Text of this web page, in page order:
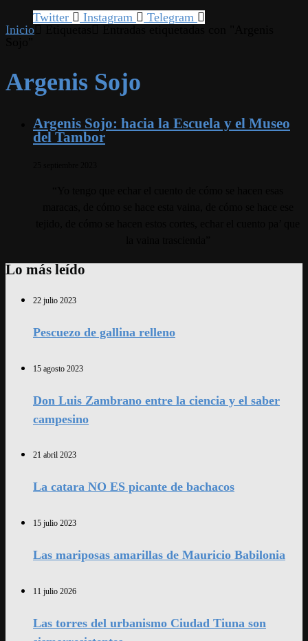
Twitter
Instagram
Telegram
Inicio
Argenis Sojo
Argenis Sojo: hacia la Escuela y el Museo
del Tambor
Lo más leído
22 julio 2023
Pescuezo de gallina relleno
15 agosto 2023
Don Luis Zambrano entre la ciencia y el saber
campesino
21 abril 2023
La catara NO ES picante de bachacos
15 julio 2023
Las mariposas amarillas de Mauricio Babilonia
11 julio 2026
Las torres del urbanismo Ciudad Tiuna son